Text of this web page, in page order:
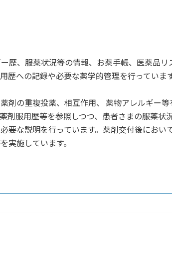
歴、服薬状況等の情報、お薬手帳、医薬品
への記録や必要な薬学的管理を行っていま
剤の重複投薬、相互作用、 薬物アレルギー
服用歴等を参照しつつ、患者さまの服薬状
な説明を行っています。薬剤交付後におい
実施しています。